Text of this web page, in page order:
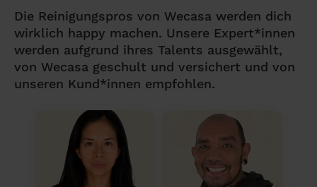
Die Reinigungspros von Wecasa werden dich
wirklich happy machen. Unsere Expert*innen
werden aufgrund ihres Talents ausgewählt,
von Wecasa geschult und versichert und von
unseren Kund*innen empfohlen.